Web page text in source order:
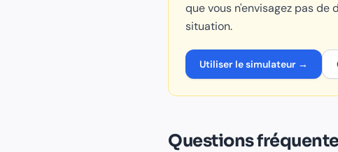
que vous n'envisagez pas
situation.
Utiliser le simulateur →
Questions